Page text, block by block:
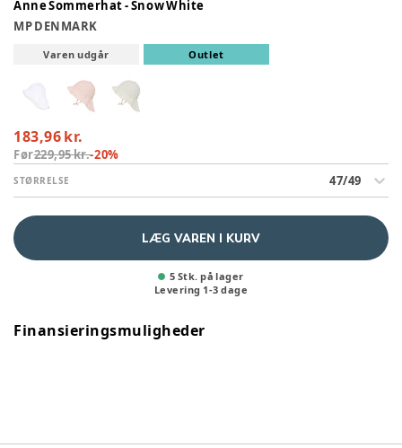
Anne Sommerhat - Snow White
MP DENMARK
Varen udgår Outlet
183,96 kr.
Før229,95 kr.-20%
STØRRELSE 47/49
LÆG VAREN I KURV
5 Stk. på lager
Levering 1-3 dage
Finansieringsmuligheder